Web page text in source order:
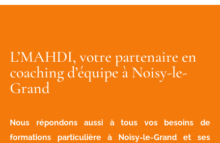
L’MAHDI, votre partenaire en
coaching d’équipe à Noisy-le-
Grand
Nous répondons aussi à tous vos besoins de
formations particulière à Noisy-le-Grand et ses